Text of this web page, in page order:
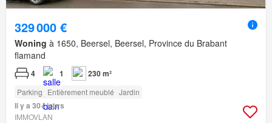
329 000 €
Woning à 1650, Beersel, Beersel, Province du Brabant
flamand
4 1 230 m²
Parking Entièrement meublé Jardin
Il y a 30+ jours
IMMOVLAN